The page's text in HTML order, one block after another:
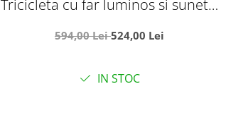
Tricicleta cu far luminos si sunete,
594,00 Lei524,00 Lei
IN STOC